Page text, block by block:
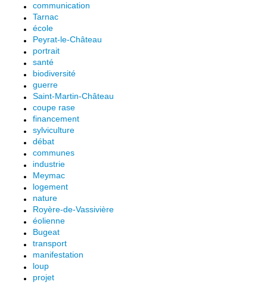
communication
Tarnac
école
Peyrat-le-Château
portrait
santé
biodiversité
guerre
Saint-Martin-Château
coupe rase
financement
sylviculture
débat
communes
industrie
Meymac
logement
nature
Royère-de-Vassivière
éolienne
Bugeat
transport
manifestation
loup
projet